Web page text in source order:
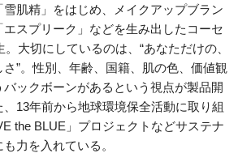
雪肌精」をはじめ、メイクアップブラン
エスプリーク」などを生み出したコーセ
大切にしているのは、“あなただけの、
”。性別、年齢、国籍、肌の色、価値観
バックボーンがあるという視点が製品開
13年前から地球環境保全活動に取り組
the BLUE」プロジェクトなどサステナ
力を入れている。